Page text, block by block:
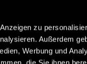
zu
Außerdem
Werbung und